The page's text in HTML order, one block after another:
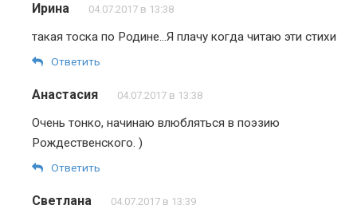
Ирина 04.07.2017 в 13:38
такая тоска по Родине…Я плачу когда читаю эти стихи
Ответить
Анастасия 04.07.2017 в 13:38
Очень тонко, начинаю влюбляться в поэзию
Рождественского. )
Ответить
Светлана 04.07.2017 в 13:39